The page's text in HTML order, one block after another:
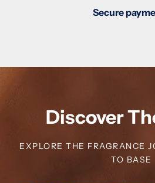
Secure
Discover
EXPLORE THE FRAGRANCE
TO BASE